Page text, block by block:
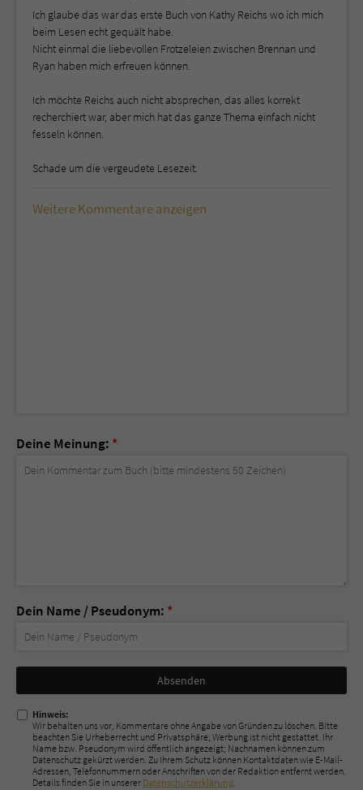
Ich glaube das war das erste Buch von Kathy Reichs wo ich mich
beim Lesen echt gequält habe.
Nicht einmal die liebevollen Frotzeleien zwischen Brennan und
Ryan haben mich erfreuen können.
Ich möchte Reichs auch nicht absprechen, das alles korrekt
recherchiert war, aber mich hat das ganze Thema einfach nicht
fesseln können.
Schade um die vergeudete Lesezeit.
Weitere Kommentare anzeigen
Deine Meinung: *
Dein Name / Pseudonym: *
Nicht
ausfüllen!
Hinweis:
Wir behalten uns vor, Kommentare ohne Angabe von Gründen zu löschen. Bitte
beachten Sie Urheberrecht und Privatsphäre; Werbung ist nicht gestattet. Ihr
Name bzw. Pseudonym wird öffentlich angezeigt; Nachnamen können zum
Datenschutz gekürzt werden. Zu Ihrem Schutz können Kontaktdaten wie E-Mail-
Adressen, Telefonnummern oder Anschriften von der Redaktion entfernt werden.
Details finden Sie in unserer Datenschutzerklärung.